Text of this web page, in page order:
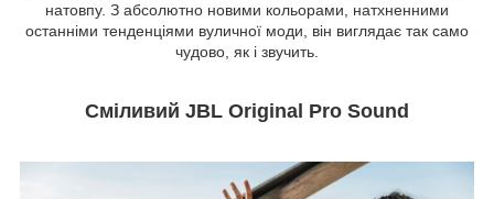
натовпу. З абсолютно новими кольорами, натхненними
останніми тенденціями вуличної моди, він виглядає так само
чудово, як і звучить.
Сміливий JBL Original Pro Sound